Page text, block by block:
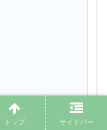
トップ サイドバー